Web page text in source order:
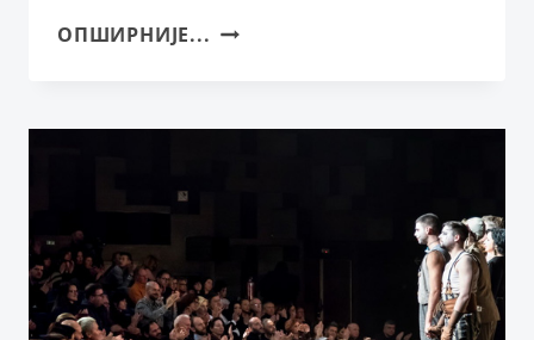
ОПШИРНИЈЕ... САРАДЊА
ИГОРА
ВУКА